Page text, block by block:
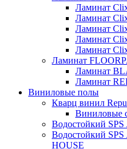
Ламинат
Ламинат
Ламинат
Ламинат
Ламинат
Ламинат
Ламинат
Ламинат
Виниловые полы
Кварц винил
Виниловые
Водостойкий
Водостойкий
HOUSE